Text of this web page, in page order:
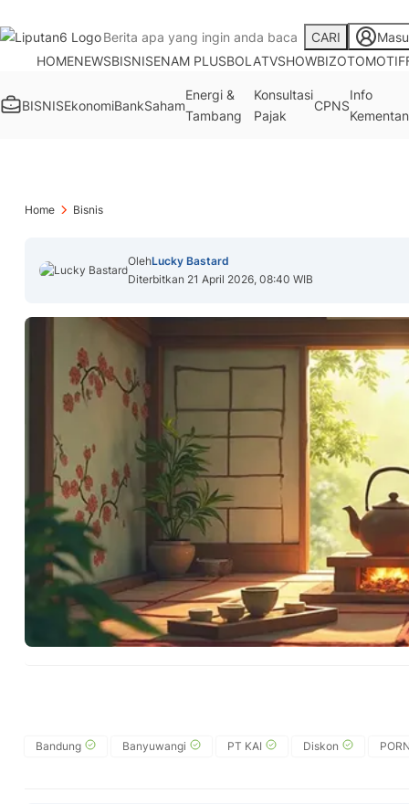
CARI
HOMENEWSBISNISENAM PLUSBOLATVSHOWBIZOTOMOTIF
BISNISEkonomiBankSaham
Energi &
Tambang
Konsultasi
Pajak
CPNS
Info
Kementan
Home Bisnis
OlehLucky Bastard
Diterbitkan 21 April 2026, 08:40 WIB
Bandung Banyuwangi PT KAI Diskon